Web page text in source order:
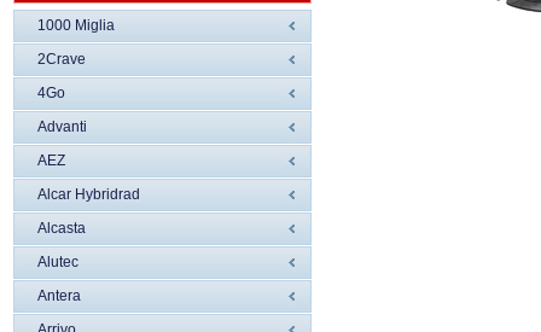
1000 Miglia
2Crave
4Go
Advanti
AEZ
Alcar Hybridrad
Alcasta
Alutec
Antera